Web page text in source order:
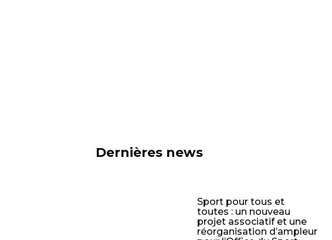
Dernières news
Sport pour tous et
toutes : un nouveau
projet associatif et une
réorganisation d’ampleur